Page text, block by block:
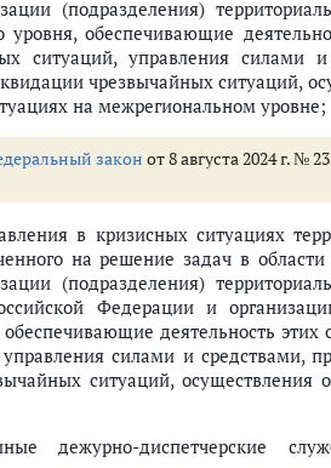
Российской Федерации и
ситуаций
от чрезвычайных ситуаций
ситуаций
в области защиты
ущерба, причиненного
(подразделения)
уровня, обеспечивающие
ситуаций, управления силами
чрезвычайных ситуаций,
на межрегиональном уровне;
закон от 8 августа 2024 г. №
в кризисных ситуациях
на решение задач в
(подразделения)
Федерации и
деятельность
силами и средствами,
ситуаций,
дежурно-диспетчерские